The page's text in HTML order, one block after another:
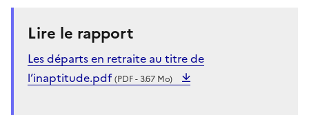
Lire le rapport
Les départs en retraite au titre de
l’inaptitude.pdf(PDF - 3.67 Mo)